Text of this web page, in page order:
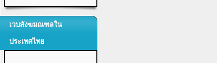
เวบสังฆมณฑลใน
ประเทศไทย